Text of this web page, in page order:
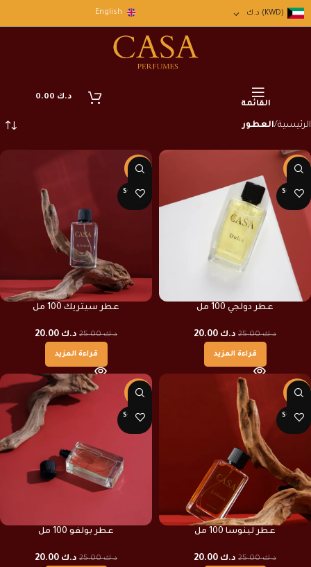
(KWD) د.ك English
القائمة
د.ك
الرئيسية العطور
-20%
SOLD O
عطر دولجي 100 مل
د.ك25.00 د.ك
قراءة المزيد
-20%
SOLD O
عطر سيتريك 100 مل
د.ك25.00 د.ك
قراءة المزيد
-20%
SOLD O
عطر لينوسا 100 مل
د.ك25.00 د.ك
-20%
SOLD O
عطر بولفو 100 مل
د.ك25.00 د.ك